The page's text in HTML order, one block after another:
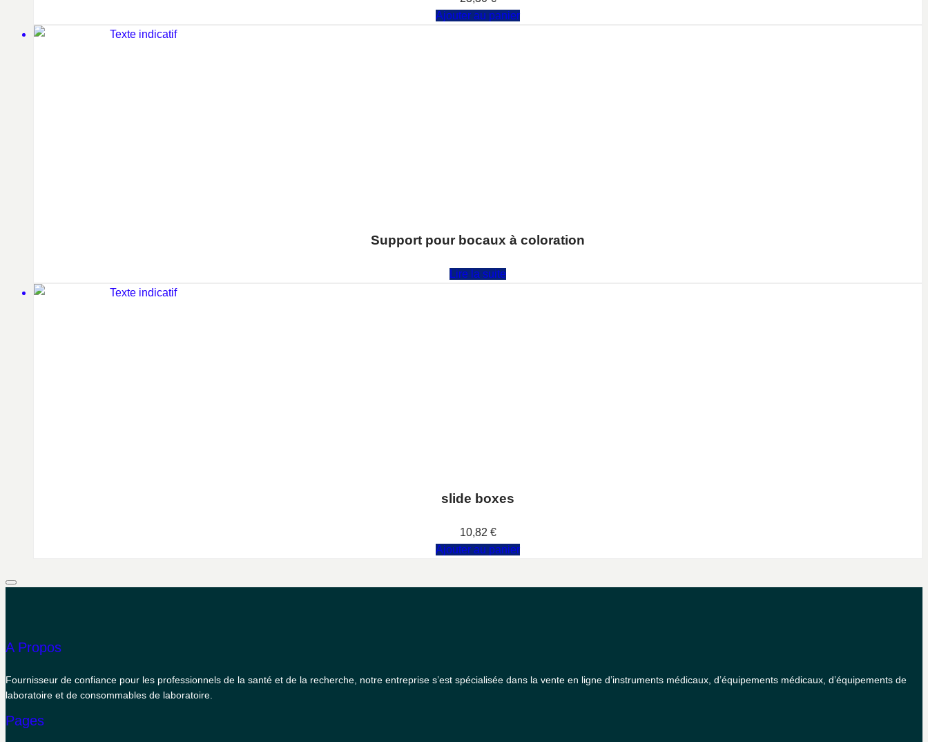
Ajouter au panier
Support pour bocaux à coloration
Lire la suite
slide boxes
10,82 €
Ajouter au panier
A Propos
Fournisseur de confiance pour les professionnels de la santé et de la recherche, notre entreprise s’est spécialisée dans la vente en ligne d’instruments médicaux, d’équipements médicaux, d’équipements de
laboratoire et de consommables de laboratoire.
Pages